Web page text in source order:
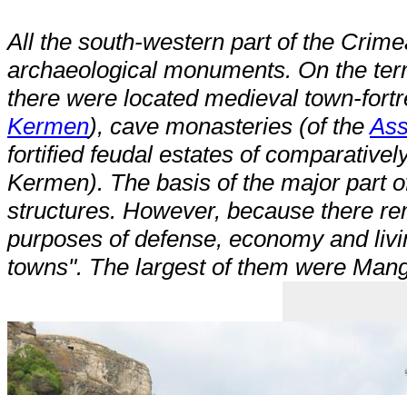
All the south-western part of the
archaeological monuments. On the
there were located medieval town-
Kermen), cave monasteries (of the
fortified feudal estates of
Kermen). The basis of the major part
structures. However, because there
purposes of defense, economy and
towns". The largest of them were